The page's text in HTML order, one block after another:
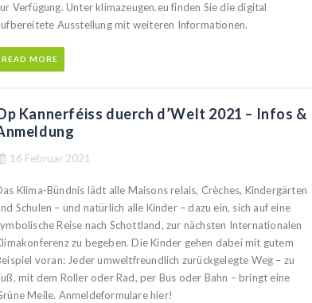
Verfügung. Unter klimazeugen.eu finden Sie die digital
Ausstellung mit weiteren Informationen.
READ MORE
Kannerféiss duerch d’Welt 2021 – Infos &
16 Februar 2021
Klima-Bündnis lädt alle Maisons relais, Crèches, Kindergärten
Schulen – und natürlich alle Kinder – dazu ein, sich auf eine
Reise nach Schottland, zur nächsten Internationalen
zu begeben. Die Kinder gehen dabei mit gutem
voran: Jeder umweltfreundlich zurückgelegte Weg – zu
mit dem Roller oder Rad, per Bus oder Bahn – bringt eine
Meile. Anmeldeformulare hier!